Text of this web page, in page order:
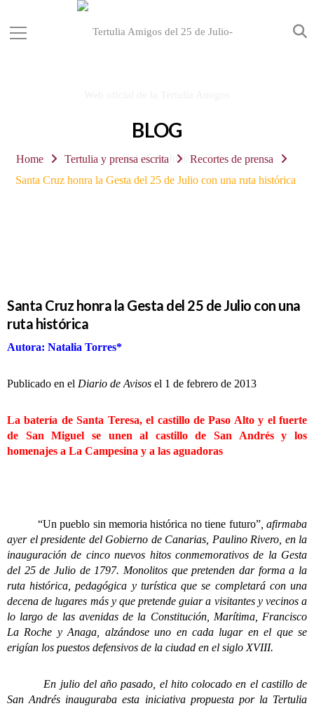
BLOG
Home Tertulia y prensa escrita
Recortes de prensa
Santa Cruz honra la Gesta del 25 de Julio con una ruta histórica
Santa Cruz honra la Gesta del 25 de Julio con una
ruta histórica
Autora: Natalia Torres*
Publicado en el Diario de Avisos el 1 de febrero de 2013
La batería de Santa Teresa, el castillo de Paso Alto y el fuerte
de San Miguel se unen al castillo de San Andrés y los
homenajes a La Campesina y a las aguadoras
“Un pueblo sin memoria histórica no tiene futuro”, afirmaba
ayer el presidente del Gobierno de Canarias, Paulino Rivero, en la
inauguración de cinco nuevos hitos conmemorativos de la Gesta
del 25 de Julio de 1797. Monolitos que pretenden dar forma a la
ruta histórica, pedagógica y turística que se completará con una
decena de lugares más y que pretende guiar a visitantes y vecinos a
lo largo de las avenidas de la Constitución, Marítima, Francisco
La Roche y Anaga, alzándose uno en cada lugar en el que se
erigían los puestos defensivos de la ciudad en el siglo XVIII.
En julio del año pasado, el hito colocado en el castillo de
San Andrés inauguraba esta iniciativa propuesta por la Tertulia